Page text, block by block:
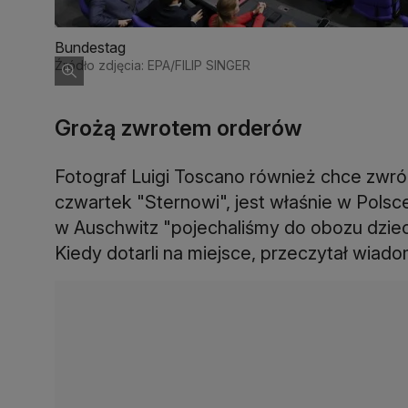
Bundestag
Źródło zdjęcia: EPA/FILIP SINGER
Grożą zwrotem orderów
Fotograf Luigi Toscano również chce
czwartek "Sternowi", jest właśnie w
w Auschwitz "pojechaliśmy do obozu
Kiedy dotarli na miejsce, przeczytał